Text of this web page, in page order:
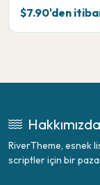
$7.90'den
Hakkımızda
RiverTheme, esnek
scriptler için bir